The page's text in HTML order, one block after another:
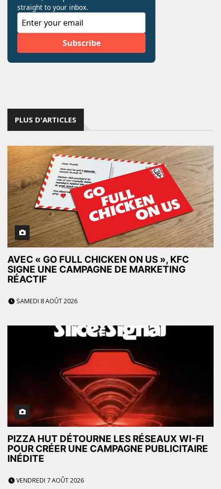
PLUS D'ARTICLES
AVEC « GO FULL CHICKEN ON US », KFC
SIGNE UNE CAMPAGNE DE MARKETING
RÉACTIF
SAMEDI 8 AOÛT 2026
PIZZA HUT DÉTOURNE LES RÉSEAUX WI-FI
POUR CRÉER UNE CAMPAGNE PUBLICITAIRE
INÉDITE
VENDREDI 7 AOÛT 2026